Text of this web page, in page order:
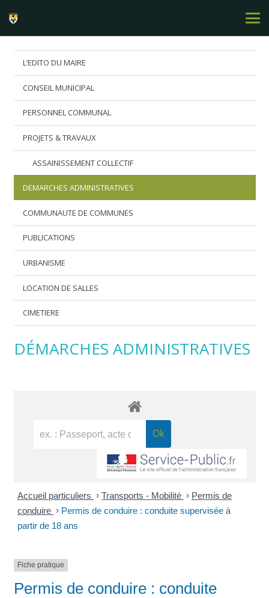
L’EDITO DU MAIRE
CONSEIL MUNICIPAL
PERSONNEL COMMUNAL
PROJETS & TRAVAUX
ASSAINISSEMENT COLLECTIF
DEMARCHES ADMINISTRATIVES
COMMUNAUTE DE COMMUNES
PUBLICATIONS
URBANISME
LOCATION DE SALLES
CIMETIERE
DÉMARCHES ADMINISTRATIVES
Accueil particuliers > Transports - Mobilité > Permis de
conduire > Permis de conduire : conduite supervisée à
partir de 18 ans
Fiche pratique
Permis de conduire : conduite